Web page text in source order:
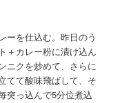
ーを仕込む。昨日のう
＋カレー粉に漬け込ん
ニクを炒めて、さらに
てて酸味飛ばして、そ
突っ込んで5分位煮込